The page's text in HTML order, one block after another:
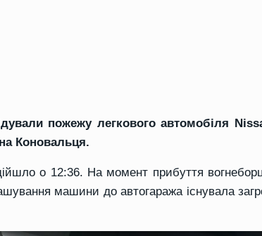
пожежу легкового автомобіля
Коновальця.
о 12:36. На момент прибуття
машини до автогаража існувала